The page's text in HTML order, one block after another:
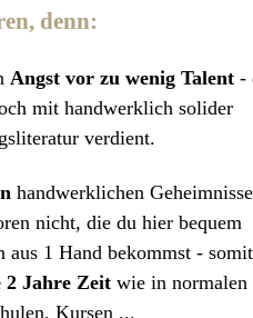
denn:
Angst vor zu wenig Talent -
mit handwerklich solider
verdient.
handwerklichen Geheimnisse
nicht, die du hier bequem
aus 1 Hand bekommst - somit
Jahre Zeit wie in normalen
Kursen ...